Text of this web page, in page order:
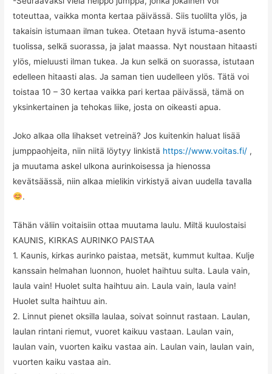
toteuttaa, vaikka monta kertaa päivässä. Siis tuolilta ylös, ja
takaisin istumaan ilman tukea. Otetaan hyvä istuma-asento
tuolissa, selkä suorassa, ja jalat maassa. Nyt noustaan hitaasti
ylös, mieluusti ilman tukea. Ja kun selkä on suorassa, istutaan
edelleen hitaasti alas. Ja saman tien uudelleen ylös. Tätä voi
toistaa 10 – 30 kertaa vaikka pari kertaa päivässä, tämä on
yksinkertainen ja tehokas liike, josta on oikeasti apua.
Joko alkaa olla lihakset vetreinä? Jos kuitenkin haluat lisää
jumppaohjeita, niin niitä löytyy linkistä https://www.voitas.fi/ ,
ja muutama askel ulkona aurinkoisessa ja hienossa
kevätsäässä, niin alkaa mielikin virkistyä aivan uudella tavalla
.
Tähän väliin voitaisiin ottaa muutama laulu. Miltä kuulostaisi
KAUNIS, KIRKAS AURINKO PAISTAA
1. Kaunis, kirkas aurinko paistaa, metsät, kummut kultaa. Kulje
kanssain helmahan luonnon, huolet haihtuu sulta. Laula vain,
laula vain! Huolet sulta haihtuu ain. Laula vain, laula vain!
Huolet sulta haihtuu ain.
2. Linnut pienet oksilla laulaa, soivat soinnut rastaan. Laulan,
laulan rintani riemut, vuoret kaikuu vastaan. Laulan vain,
laulan vain, vuorten kaiku vastaa ain. Laulan vain, laulan vain,
vuorten kaiku vastaa ain.